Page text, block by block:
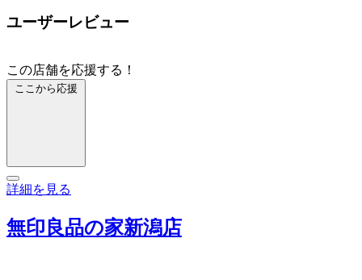
ユーザーレビュー
この店舗を応援する！
ここから応援
詳細を見る
無印良品の家新潟店